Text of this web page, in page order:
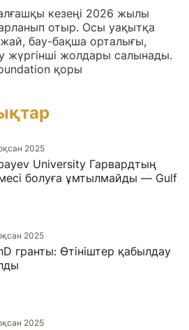
кезеңі 2026 жылы
отыр. Осы уақытқа
бау-бақша орталығы,
жүргінші жолдары салынады.
қоры
2025
University Гарвардтың
болуға ұмтылмайды — Gulf
2025
гранты: Өтініштер қабылдау
2025